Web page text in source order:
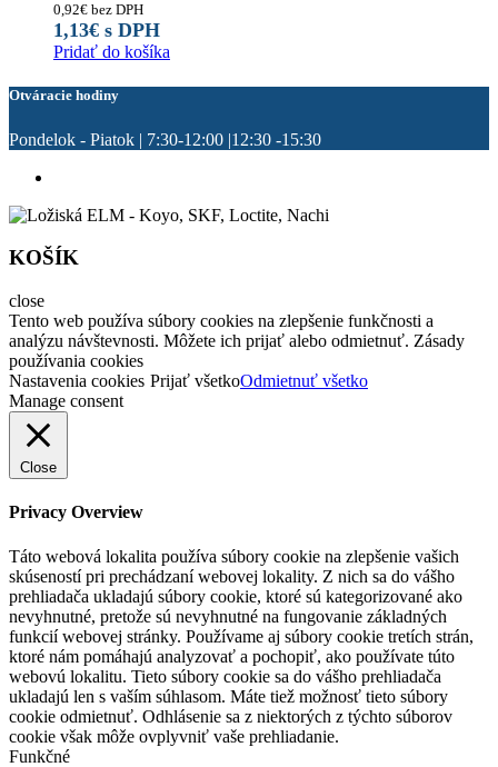
0,92€ bez DPH
1,13€ s DPH
Pridať do košíka
Otváracie hodiny
Pondelok - Piatok | 7:30-12:00 |12:30 -15:30
KOŠÍK
close
Tento web používa súbory cookies na zlepšenie funkčnosti a
analýzu návštevnosti. Môžete ich prijať alebo odmietnuť. Zásady
používania cookies
Nastavenia cookies Prijať všetkoOdmietnuť všetko
Manage consent
Close
Privacy Overview
Táto webová lokalita používa súbory cookie na zlepšenie vašich
skúseností pri prechádzaní webovej lokality. Z nich sa do vášho
prehliadača ukladajú súbory cookie, ktoré sú kategorizované ako
nevyhnutné, pretože sú nevyhnutné na fungovanie základných
funkcií webovej stránky. Používame aj súbory cookie tretích strán,
ktoré nám pomáhajú analyzovať a pochopiť, ako používate túto
webovú lokalitu. Tieto súbory cookie sa do vášho prehliadača
ukladajú len s vaším súhlasom. Máte tiež možnosť tieto súbory
cookie odmietnuť. Odhlásenie sa z niektorých z týchto súborov
cookie však môže ovplyvniť vaše prehliadanie.
Funkčné